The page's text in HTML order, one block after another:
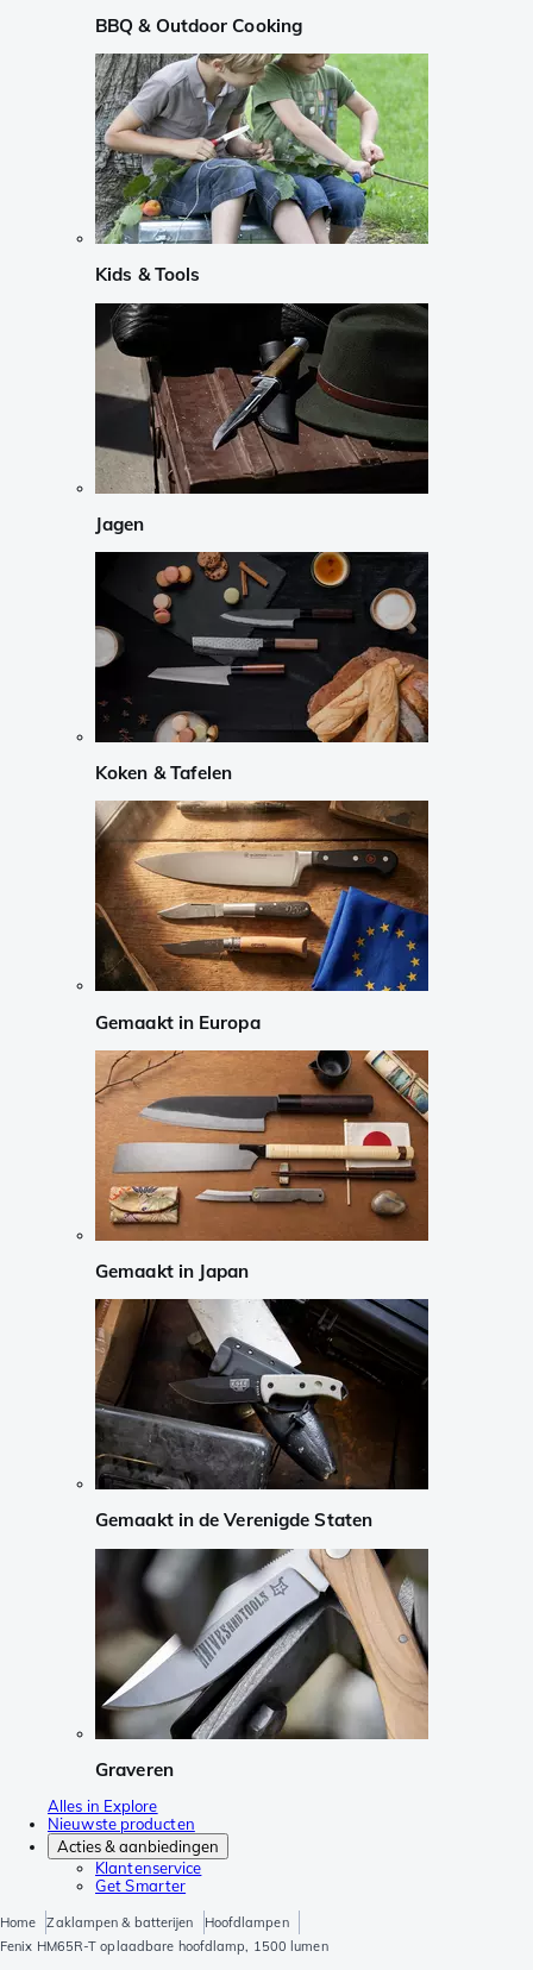
BBQ & Outdoor Cooking
Kids & Tools
Jagen
Koken & Tafelen
Gemaakt in Europa
Gemaakt in Japan
Gemaakt in de Verenigde Staten
Graveren
Alles in Explore
Nieuwste producten
Acties & aanbiedingen
Klantenservice
Get Smarter
Home Zaklampen & batterijen
Hoofdlampen
Fenix HM65R-T oplaadbare hoofdlamp, 1500 lumen